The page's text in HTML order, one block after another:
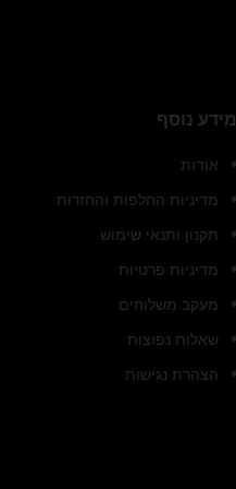
מידע נוסף
אודות
מדיניות החלפות והחזרות
תקנון ותנאי שימוש
מדיניות פרטיות
מעקב משלוחים
שאלות נפוצות
הצהרת נגישות